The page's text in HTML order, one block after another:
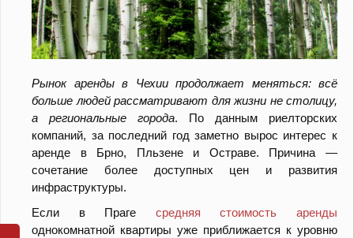
Рынок аренды в Чехии продолжает меняться: всё
больше людей рассматривают для жизни не столицу,
а региональные города. По данным риелторских
компаний, за последний год заметно вырос интерес к
аренде в Брно, Пльзене и Остраве. Причина —
сочетание более доступных цен и развития
инфраструктуры.
Если в Праге средняя стоимость аренды
однокомнатной квартиры уже приближается к уровню